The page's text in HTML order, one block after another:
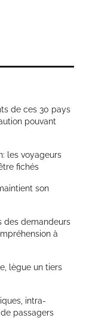
de ces 30 pays
pouvant
les voyageurs
fichés
son
des demandeurs
à
lègue un tiers
intra-
passagers